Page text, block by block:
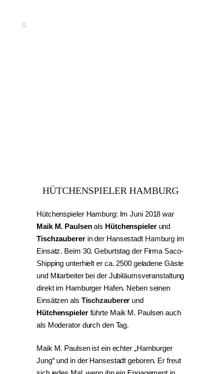
HÜTCHENSPIELER HAMBURG
Hütchenspieler Hamburg: Im Juni 2018 war
Maik M. Paulsenals Hütchenspielerund
Tischzaubererin der Hansestadt Hamburg im
Einsatz. Beim 30. Geburtstag der Firma Saco-
Shipping unterhielt er ca. 2500 geladene Gäste
und Mitarbeiter bei der Jubiläumsveranstaltung
direkt im Hamburger Hafen. Neben seinen
Einsätzen als Tischzauberer und
Hütchenspielerführte Maik M. Paulsen auch
als Moderator durch den Tag.
Maik M. Paulsen ist ein echter „Hamburger
Jung“ und in der Hansestadt geboren. Er freut